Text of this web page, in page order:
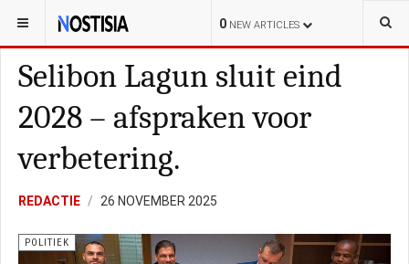
0 NEW ARTICLES
YOU ARE HERE: BONAIRE
Selibon Lagun sluit eind
2028 – afspraken voor
verbetering.
REDACTIE 26 NOVEMBER 2025
POLITIEK